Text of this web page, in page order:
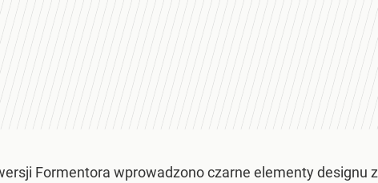
Formentora wprowadzono czarne elementy designu